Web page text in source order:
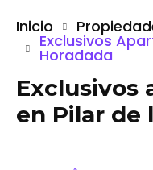
Inicio
Exclusivos
Horadada
Exclusivos
en Pilar de